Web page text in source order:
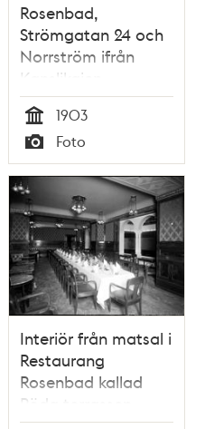
Rosenbad,
Strömgatan 24 och
Norrström ifrån
Kanslikajen
Tid
1903
Typ
Foto
Interiör från matsal i
Restaurang
Rosenbad kallad
Röda terrassen.